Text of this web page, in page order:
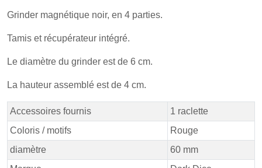
Grinder magnétique noir, en 4 parties.
Tamis et récupérateur intégré.
Le diamètre du grinder est de 6 cm.
La hauteur assemblé est de 4 cm.
Accessoires fournis
1 raclette
Coloris / motifs
Rouge
diamètre
60 mm